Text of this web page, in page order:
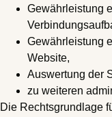
Gewährleistung
Gewährleistung
Website,
Auswertung der
zu weiteren
Die Rechtsgrundlage